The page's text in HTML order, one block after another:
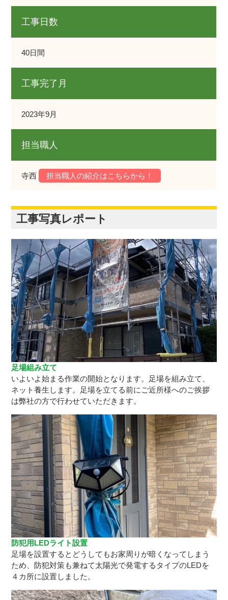
工事日数
40日間
工事完了月
2023年9月
担当職人
寺西 担当職人の紹介はこちらから！
工事写真レポート
足場組み立て
いよいよ始まる作業の開始となります。足場を組み立て、
ネット養生します。足場を立てる前にご近所様へのご挨拶
は弊社の方で行わせていただきます。
防犯用LEDライト設置
足場を設置するとどうしてもお家周りが暗くなってしまう
ため、防犯対策も兼ねて太陽光で発電するタイプのLEDを
４カ所に設置しました。